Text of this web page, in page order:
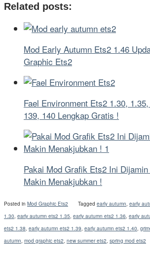
Related posts:
Mod Early Autumn Ets2 1.46
Graphic Ets2
Fael Environment Ets2 1.30,
139, 140 Lengkap Gratis !
Pakai Mod Grafik Ets2 Ini
Makin Menakjubkan !
Posted in Mod Graphic Ets2 Tagged early autumn, early
1.30, early autumn ets2 1.35, early autumn ets2 1.36, early
ets2 1.38, early autumn ets2 1.39, early autumn ets2 1.40,
autumn, mod graphic ets2, new summer ets2, spring mod ets2